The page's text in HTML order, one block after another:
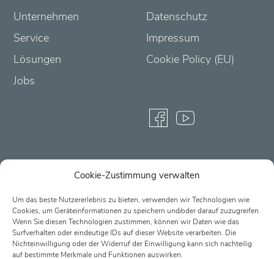
Cookie-Zustimmung verwalten
Um das beste Nutzererlebnis zu bieten, verwenden wir Technologien wie
Cookies, um Geräteinformationen zu speichern und/oder darauf zuzugreifen.
Wenn Sie diesen Technologien zustimmen, können wir Daten wie das
Surfverhalten oder eindeutige IDs auf dieser Website verarbeiten. Die
Nichteinwilligung oder der Widerruf der Einwilligung kann sich nachteilig
auf bestimmte Merkmale und Funktionen auswirken.
Unternehmen
Service
Lösungen
Jobs
Datenschutz
Impressum
Cookie Policy (EU)
Partner-Login